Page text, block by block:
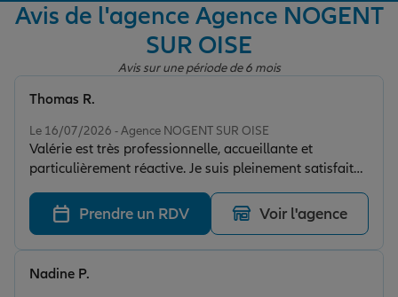
Assurance scolaire
Retraite
Tous nos devis d'assurance
Avis de l'agence Agence NOGENT
SUR OISE
Avis sur une période de 6 mois
Le 16/07/2026 - Agence NOGENT SUR OISE
Valérie est très professionnelle, accueillante et
particulièrement réactive. Je suis pleinement satisfait
de son accompagnement et de la qualité de son
service.
Thomas R.
Prendre un RDV Voir l'agence
Nadine P.